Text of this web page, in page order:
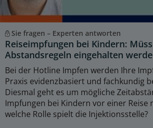
Sie fragen – Experten antworten
Reiseimpfungen bei Kindern:
Abstandsregeln eingehalten
Bei der Hotline Impfen werden Ihre
Praxis evidenzbasiert und fachkundig
Diesmal geht es um mögliche
Impfungen bei Kindern vor einer Reise
welche Rolle spielt die Injektionsstelle?